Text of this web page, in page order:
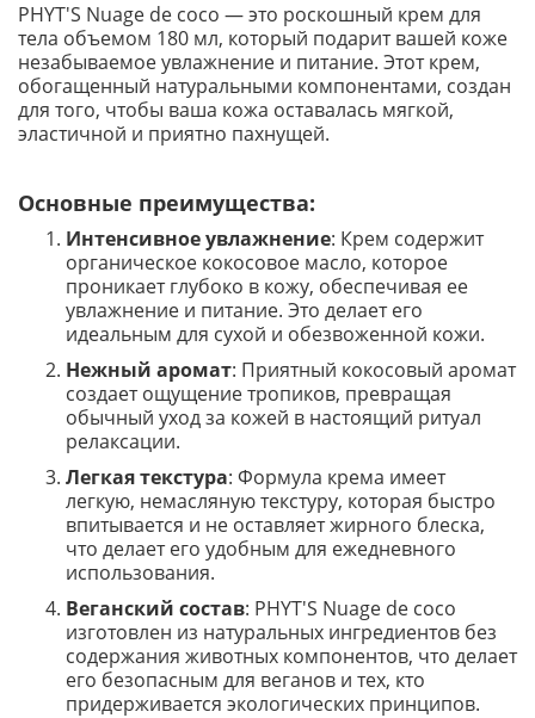
PHYT'S Nuage de coco — это роскошный крем для
тела объемом 180 мл, который подарит вашей коже
незабываемое увлажнение и питание. Этот крем,
обогащенный натуральными компонентами, создан
для того, чтобы ваша кожа оставалась мягкой,
эластичной и приятно пахнущей.
Основные преимущества:
Интенсивное увлажнение: Крем содержит
органическое кокосовое масло, которое
проникает глубоко в кожу, обеспечивая ее
увлажнение и питание. Это делает его
идеальным для сухой и обезвоженной кожи.
Нежный аромат: Приятный кокосовый аромат
создает ощущение тропиков, превращая
обычный уход за кожей в настоящий ритуал
релаксации.
Легкая текстура: Формула крема имеет
легкую, немасляную текстуру, которая быстро
впитывается и не оставляет жирного блеска,
что делает его удобным для ежедневного
использования.
Веганский состав: PHYT'S Nuage de coco
изготовлен из натуральных ингредиентов без
содержания животных компонентов, что делает
его безопасным для веганов и тех, кто
придерживается экологических принципов.